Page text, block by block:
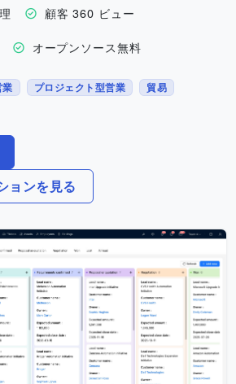
顧客 360 ビュー
オープンソース無料
プロジェクト型営業
貿易
ョンを見る